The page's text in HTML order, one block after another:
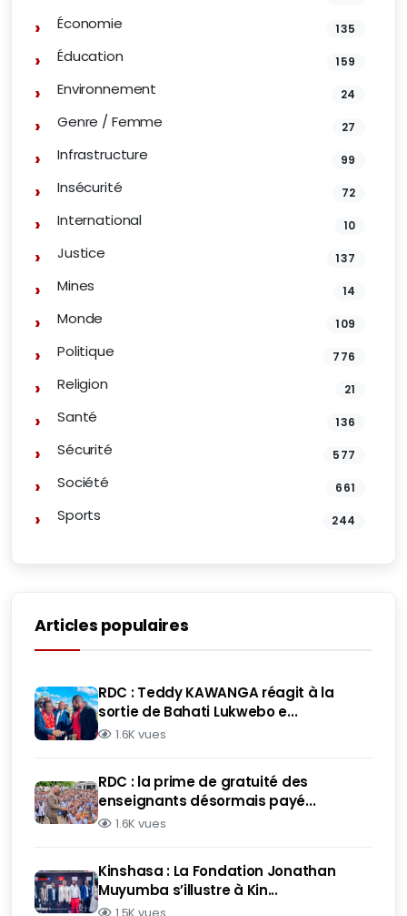
Économie 135
Éducation 159
Environnement 24
Genre / Femme 27
Infrastructure 99
Insécurité 72
International 10
Justice 137
Mines 14
Monde 109
Politique 776
Religion 21
Santé 136
Sécurité 577
Société 661
Sports 244
Articles populaires
RDC : Teddy KAWANGA réagit à la
sortie de Bahati Lukwebo e...
1.6K vues
RDC : la prime de gratuité des
enseignants désormais payé...
1.6K vues
Kinshasa : La Fondation Jonathan
Muyumba s’illustre à Kin...